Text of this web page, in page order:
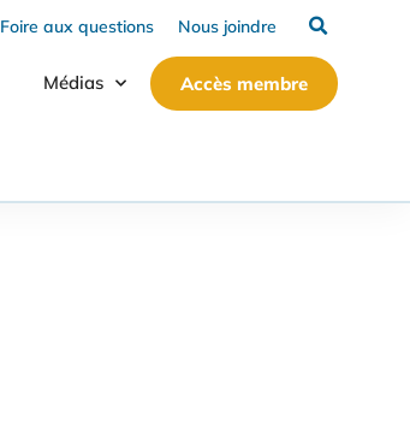
Foire aux questions Nous joindre
Médias Accès membre